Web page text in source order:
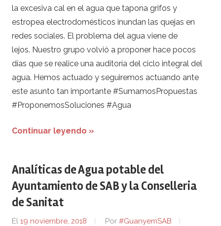
la excesiva cal en el agua que tapona grifos y
estropea electrodomésticos inundan las quejas en
redes sociales. El problema del agua viene de
lejos. Nuestro grupo volvió a proponer hace pocos
días que se realice una auditoría del ciclo integral del
agua. Hemos actuado y seguiremos actuando ante
este asunto tan importante #SumamosPropuestas
#ProponemosSoluciones #Agua
Continuar leyendo »
Analíticas de Agua potable del
Ayuntamiento de SAB y la Conselleria
de Sanitat
El 19 noviembre, 2018 Por #GuanyemSAB